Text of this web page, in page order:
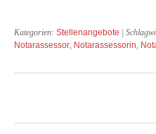
Kategorien: Stellenangebote |
Notarassessor, Notarassessorin,